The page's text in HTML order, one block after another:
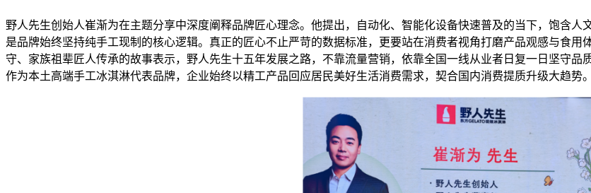
野人先生创始人崔渐为在主题分享中深度阐释品牌匠心理念。他提出，自动化、智能化设备快速普及的当下，饱含
是品牌始终坚持纯手工现制的核心逻辑。真正的匠心不止严苛的数据标准，更要站在消费者视角打磨产品观感与食
守、家族祖辈匠人传承的故事表示，野人先生十五年发展之路，不靠流量营销，依靠全国一线从业者日复一日坚守品
作为本土高端手工冰淇淋代表品牌，企业始终以精工产品回应居民美好生活消费需求，契合国内消费提质升级大趋势。